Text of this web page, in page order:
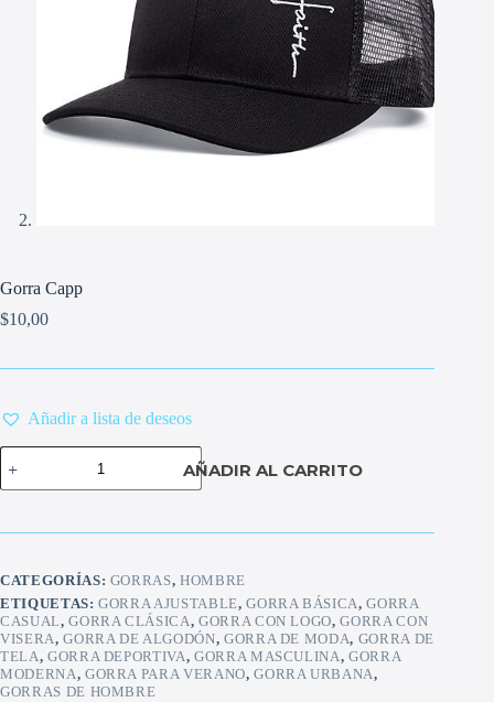
Gorra Capp
$10,00
Añadir a lista de deseos
Gorra
Capp
cantidad
AÑADIR AL CARRITO
CATEGORÍAS: GORRAS,HOMBRE
ETIQUETAS:GORRA AJUSTABLE,GORRA BÁSICA,GORRA
CASUAL,GORRA CLÁSICA, GORRA CON LOGO,GORRA CON
VISERA,GORRA DE ALGODÓN, GORRA DE MODA, GORRA DE
TELA, GORRA DEPORTIVA, GORRA MASCULINA,GORRA
MODERNA, GORRA PARA VERANO,GORRA URBANA,
GORRAS DE HOMBRE